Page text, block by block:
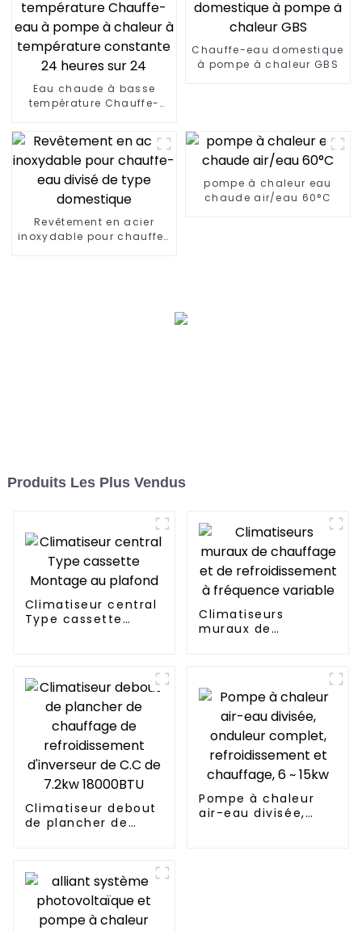
Eau chaude à basse
température Chauffe-
24 heures sur 24
Chauffe-eau domestique
à pompe à chaleur GBS
Revêtement en acier
inoxydable pour chauffe-
pompe à chaleur eau
chaude air/eau 60°C
Produits Les Plus Vendus
Climatiseur central
Type cassette
Climatiseurs
muraux de
Climatiseur debout
de plancher de
de 7.2kw 18000BTU
Pompe à chaleur
air-eau divisée,